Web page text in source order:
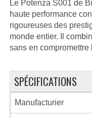
Le Potenza S001 de
haute performance
rigoureuses des
monde entier. Il
sans en compromettre
SPÉCIFICATIONS
Manufacturier